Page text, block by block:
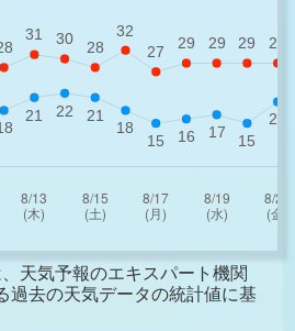
天気予報のエキスパート機関
過去の天気データの統計値に基